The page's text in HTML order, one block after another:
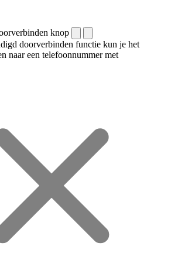
knop
doorverbinden functie kun je het
naar een telefoonnummer met